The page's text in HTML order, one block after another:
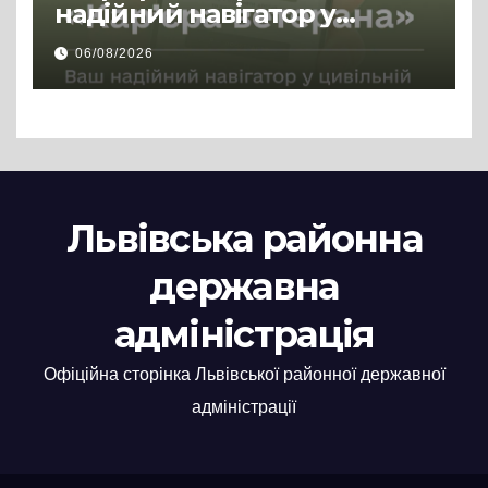
надійний навігатор у
цивільній професії
06/08/2026
Львівська районна
державна
адміністрація
Офіційна сторінка Львівської районної державної
адміністрації